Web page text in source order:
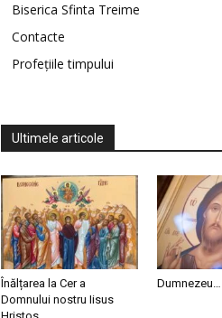
Biserica Sfinta Treime
Contacte
Profețiile timpului
Ultimele articole
Înălțarea la Cer a
Domnului nostru Iisus
Dumnezeu…